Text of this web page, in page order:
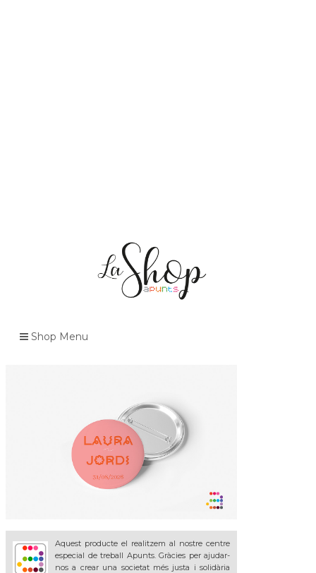
Shop Menu
Aquest producte el realitzem al nostre centre
especial de treball Apunts. Gràcies per ajudar-
nos a crear una societat més justa i solidària